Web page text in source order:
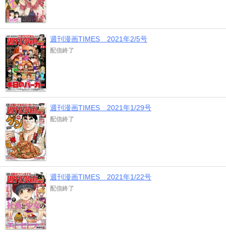
週刊漫画TIMES 2021年2/5号
配信終了
週刊漫画TIMES 2021年1/29号
配信終了
週刊漫画TIMES 2021年1/22号
配信終了